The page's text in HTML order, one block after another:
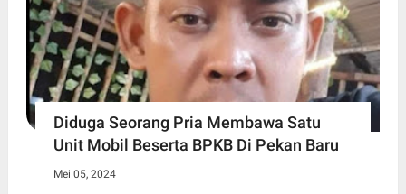
Diduga Seorang Pria Membawa Satu
Unit Mobil Beserta BPKB Di Pekan Baru
Mei 05, 2024